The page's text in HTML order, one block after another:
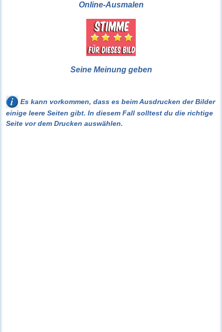
Online-Ausmalen
Seine Meinung geben
Es kann vorkommen, dass es beim Ausdrucken der Bilder
einige leere Seiten gibt. In diesem Fall solltest du die richtige
Seite vor dem Drucken auswählen.